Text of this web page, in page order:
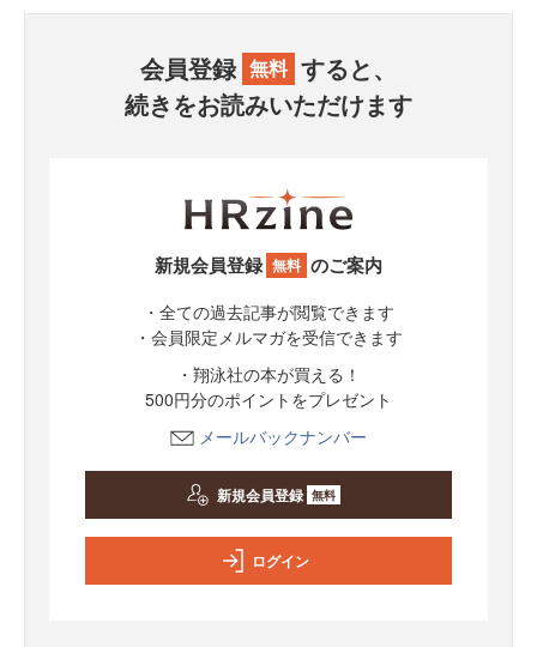
会員登録 無料 すると、
続きをお読みいただけます
新規会員登録 無料 のご案内
・全ての過去記事が閲覧できます
・会員限定メルマガを受信できます
・翔泳社の本が買える！
500円分のポイントをプレゼント
メールバックナンバー
新規会員登録 無料
ログイン